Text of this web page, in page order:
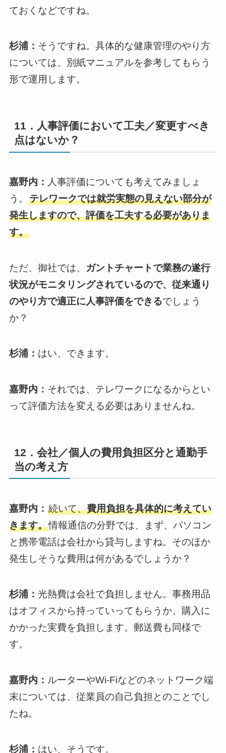
ておくなどですね。
杉浦： そうですね。具体的な健康管理のやり方
については、別紙マニュアルを参考してもらう
形で運用します。
11．人事評価において工夫／変更すべき
点はないか？
嘉野内： 人事評価についても考えてみましょ
う。 テレワークでは就労実態の見えない部分が
発生しますので、評価を工夫する必要がありま
す。
ただ、御社では、 ガントチャートで業務の遂行
状況がモニタリングされているので、従来通り
のやり方で適正に人事評価をできるでしょう
か？
杉浦： はい、できます。
嘉野内： それでは、テレワークになるからとい
って評価方法を変える必要はありませんね。
12．会社／個人の費用負担区分と通勤手
当の考え方
嘉野内： 続いて、費用負担を具体的に考えてい
きます。情報通信の分野では、まず、パソコン
と携帯電話は会社から貸与しますね。そのほか
発生しそうな費用は何があるでしょうか？
杉浦： 光熱費は会社で負担しません。事務用品
はオフィスから持っていってもらうか、購入に
かかった実費を負担します。郵送費も同様で
す。
嘉野内： ルーターやWi-Fiなどのネットワーク端
末については、従業員の自己負担とのことでし
たね。
杉浦： はい、そうです。